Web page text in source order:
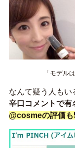
「モデル
なんて疑う人もい
辛口コメントで有
@cosmeの評価も